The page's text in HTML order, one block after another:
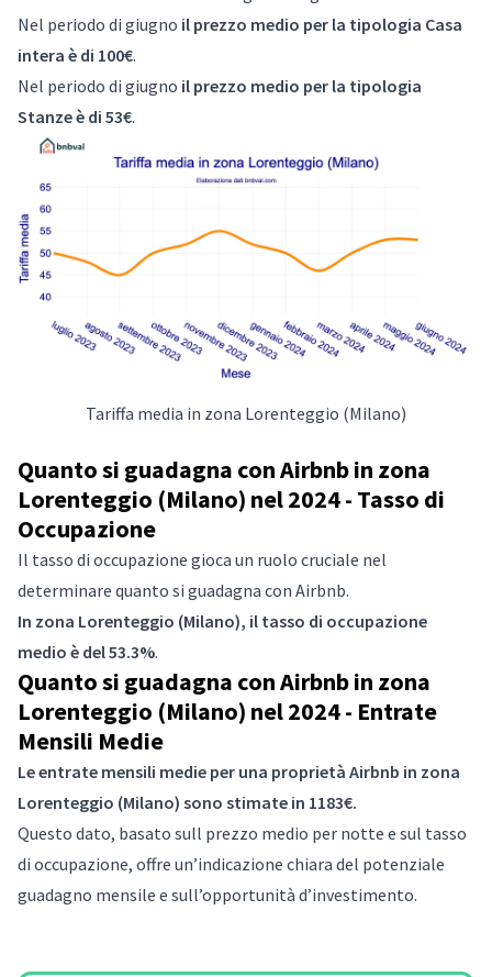
Nel periodo di giugno il prezzo medio per la tipologia Casa
intera è di 100€.
Nel periodo di giugno il prezzo medio per la tipologia
Stanze è di 53€.
Tariffa media in zona Lorenteggio (Milano)
Quanto si guadagna con Airbnb in zona
Lorenteggio (Milano) nel 2024 - Tasso di
Occupazione
Il tasso di occupazione gioca un ruolo cruciale nel
determinare quanto si guadagna con Airbnb.
In zona Lorenteggio (Milano), il tasso di occupazione
medio è del 53.3%.
Quanto si guadagna con Airbnb in zona
Lorenteggio (Milano) nel 2024 - Entrate
Mensili Medie
Le entrate mensili medie per una proprietà Airbnb in zona
Lorenteggio (Milano) sono stimate in 1183€.
Questo dato, basato sull prezzo medio per notte e sul tasso
di occupazione, offre un’indicazione chiara del potenziale
guadagno mensile e sull’opportunità d’investimento.